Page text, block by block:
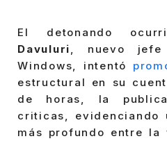
El detonando
Davuluri, nuevo jefe
Windows, intentó
estructural en su
de horas, la
criticas, evidenciando
más profundo entre